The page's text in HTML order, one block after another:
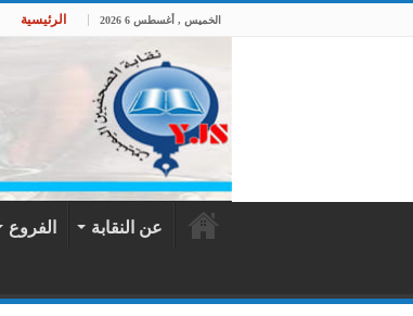
الخميس , أغسطس 6 2026 الرئيسية
عن النقابة الفروع